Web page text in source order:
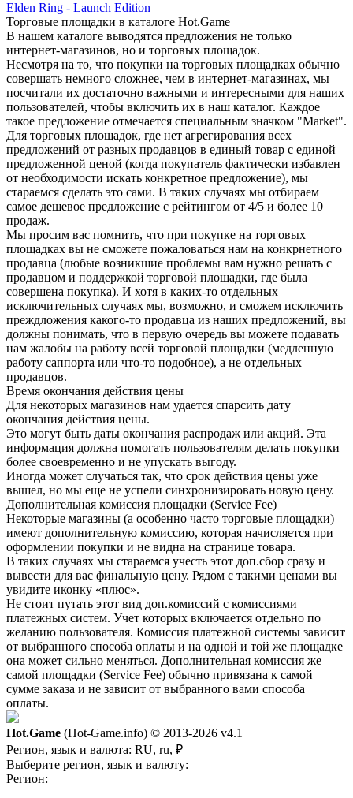
Elden Ring - Launch Edition
Торговые площадки в каталоге Hot.Game
В нашем каталоге выводятся предложения не только
интернет-магазинов, но и торговых площадок.
Несмотря на то, что покупки на торговых площадках обычно
совершать немного сложнее, чем в интернет-магазинах, мы
посчитали их достаточно важными и интересными для наших
пользователей, чтобы включить их в наш каталог. Каждое
такое предложение отмечается специальным значком "Market".
Для торговых площадок, где нет агрегирования всех
предложений от разных продавцов в единый товар с единой
предложенной ценой (когда покупатель фактически избавлен
от необходимости искать конкретное предложение), мы
стараемся сделать это сами. В таких случаях мы отбираем
самое дешевое предложение с рейтингом от 4/5 и более 10
продаж.
Мы просим вас помнить, что при покупке на торговых
площадках вы не сможете пожаловаться нам на конкрнетного
продавца (любые возникшие проблемы вам нужно решать с
продавцом и поддержкой торговой площадки, где была
совершена покупка). И хотя в каких-то отдельных
исключительных случаях мы, возможно, и сможем исключить
преждложения какого-то продавца из наших предложений, вы
должны понимать, что в первую очередь вы можете подавать
нам жалобы на работу всей торговой площадки (медленную
работу саппорта или что-то подобное), а не отдельных
продавцов.
Время окончания действия цены
Для некоторых магазинов нам удается спарсить дату
окончания действия цены.
Это могут быть даты окончания распродаж или акций. Эта
информация должна помогать пользователям делать покупки
более своевременно и не упускать выгоду.
Иногда может случаться так, что срок действия цены уже
вышел, но мы еще не успели синхронизировать новую цену.
Дополнительная комиссия площадки (Service Fee)
Некоторые магазины (а особенно часто торговые площадки)
имеют дополнительную комиссию, которая начисляется при
оформлении покупки и не видна на странице товара.
В таких случаях мы стараемся учесть этот доп.сбор сразу и
вывести для вас финальную цену. Рядом с такими ценами вы
увидите иконку «плюс».
Не стоит путать этот вид доп.комиссий с комиссиями
платежных систем. Учет которых включается отдельно по
желанию пользователя. Комиссия платежной системы зависит
от выбранного способа оплаты и на одной и той же площадке
она может сильно меняться. Дополнительная комиссия же
самой площадки (Service Fee) обычно привязана к самой
сумме заказа и не зависит от выбранного вами способа
оплаты.
Hot.Game (Hot-Game.info) © 2013-2026 v4.1
Регион, язык и валюта: RU, ru, ₽
Выберите регион, язык и валюту:
Регион: